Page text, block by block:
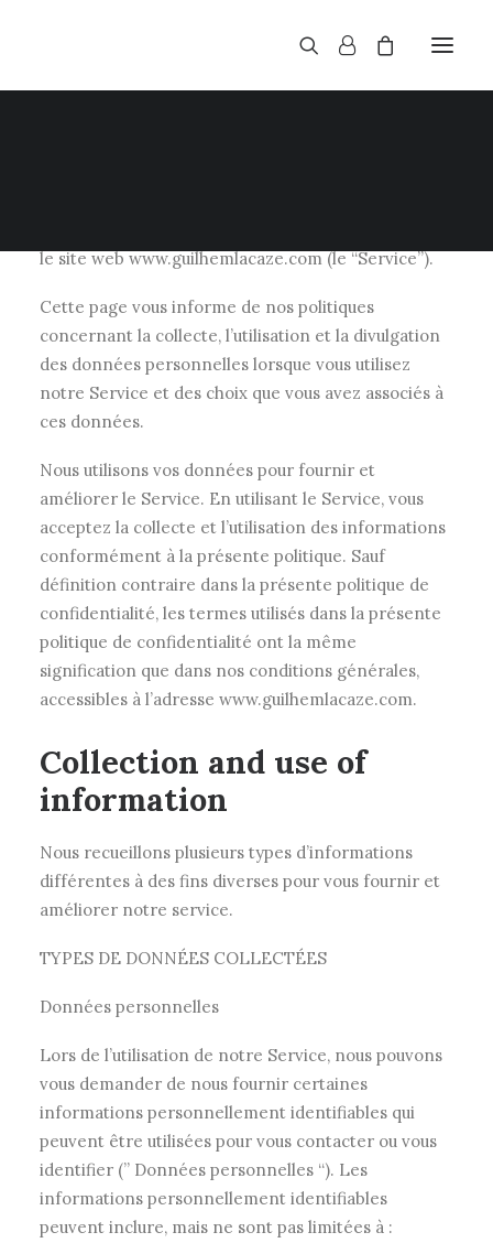
le site web www.guilhemlacaze.com (le “Service”).
Cette page vous informe de nos politiques
concernant la collecte, l’utilisation et la divulgation
des données personnelles lorsque vous utilisez
notre Service et des choix que vous avez associés à
ces données.
Nous utilisons vos données pour fournir et
améliorer le Service. En utilisant le Service, vous
acceptez la collecte et l’utilisation des informations
conformément à la présente politique. Sauf
définition contraire dans la présente politique de
confidentialité, les termes utilisés dans la présente
politique de confidentialité ont la même
signification que dans nos conditions générales,
accessibles à l’adresse www.guilhemlacaze.com.
Collection and use of
information
Nous recueillons plusieurs types d’informations
différentes à des fins diverses pour vous fournir et
améliorer notre service.
TYPES DE DONNÉES COLLECTÉES
Données personnelles
Lors de l’utilisation de notre Service, nous pouvons
vous demander de nous fournir certaines
informations personnellement identifiables qui
peuvent être utilisées pour vous contacter ou vous
identifier (” Données personnelles “). Les
informations personnellement identifiables
peuvent inclure, mais ne sont pas limitées à :